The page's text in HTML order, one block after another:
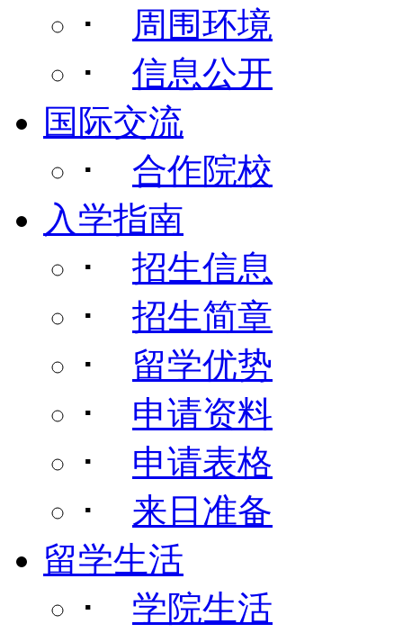
･ 周围环境
･ 信息公开
国际交流
･ 合作院校
入学指南
･ 招生信息
･ 招生简章
･ 留学优势
･ 申请资料
･ 申请表格
･ 来日准备
留学生活
･ 学院生活